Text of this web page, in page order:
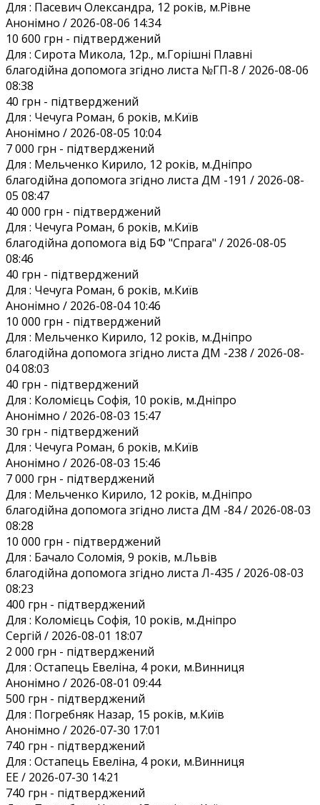
Для : Пасевич Олександра, 12 років, м.Рівне
Анонiмно / 2026-08-06 14:34
10 600 грн - підтверджений
Для : Сирота Микола, 12р., м.Горішні Плавні
благодійна допомога згідно листа №ГП-8 / 2026-08-06
08:38
40 грн - підтверджений
Для : Чечуга Роман, 6 років, м.Київ
Анонiмно / 2026-08-05 10:04
7 000 грн - підтверджений
Для : Мельченко Кирило, 12 років, м.Дніпро
благодійна допомога згідно листа ДМ -191 / 2026-08-
05 08:47
40 000 грн - підтверджений
Для : Чечуга Роман, 6 років, м.Київ
благодійна допомога від БФ "Спрага" / 2026-08-05
08:46
40 грн - підтверджений
Для : Чечуга Роман, 6 років, м.Київ
Анонiмно / 2026-08-04 10:46
10 000 грн - підтверджений
Для : Мельченко Кирило, 12 років, м.Дніпро
благодійна допомога згідно листа ДМ -238 / 2026-08-
04 08:03
40 грн - підтверджений
Для : Коломієць Софія, 10 років, м.Дніпро
Анонiмно / 2026-08-03 15:47
30 грн - підтверджений
Для : Чечуга Роман, 6 років, м.Київ
Анонiмно / 2026-08-03 15:46
7 000 грн - підтверджений
Для : Мельченко Кирило, 12 років, м.Дніпро
благодійна допомога згідно листа ДМ -84 / 2026-08-03
08:28
10 000 грн - підтверджений
Для : Бачало Соломія, 9 років, м.Львів
благодійна допомога згідно листа Л-435 / 2026-08-03
08:23
400 грн - підтверджений
Для : Коломієць Софія, 10 років, м.Дніпро
Сергій / 2026-08-01 18:07
2 000 грн - підтверджений
Для : Остапець Евеліна, 4 роки, м.Винниця
Анонiмно / 2026-08-01 09:44
500 грн - підтверджений
Для : Погребняк Назар, 15 років, м.Київ
Анонiмно / 2026-07-30 17:01
740 грн - підтверджений
Для : Остапець Евеліна, 4 роки, м.Винниця
EE / 2026-07-30 14:21
740 грн - підтверджений